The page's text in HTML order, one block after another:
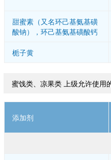
甜蜜素（又名环己基氨基磺
酸钠），环己基氨基磺酸钙
栀子黄
蜜饯类、凉果类 上级允许使用
添加剂